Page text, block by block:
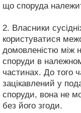
що споруда
2. Власники
користуватися
домовленістю між
споруди в
частинах. До того
зацікавлений у
споруди, вона не
без його згоди.